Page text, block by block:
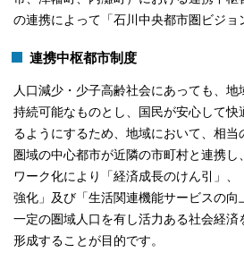
の連携によって「石川中央都市圏ビジョ
連携中枢都市制度
人口減少・少子高齢社会にあっても、
持続可能なものとし、国民が安心して快
るようにするため、地域において、相当
圏域の中心都市が近隣の市町村と連携し
ワーク化により「経済成長のけん引」、
強化」及び「生活関連機能サービスの向
一定の圏域人口を有し活力ある社会経済
形成することが目的です。